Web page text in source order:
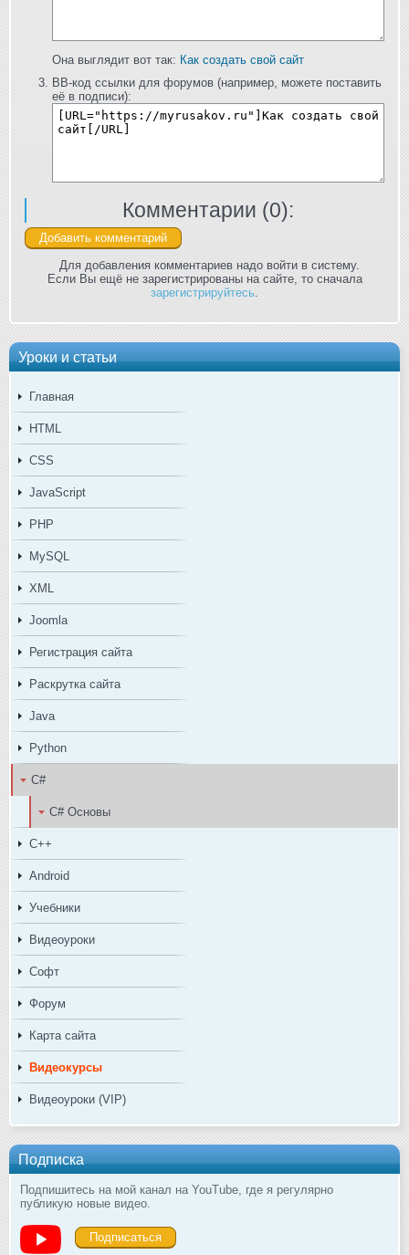
Уроки и статьи
Главная
HTML
CSS
JavaScript
PHP
MySQL
XML
Joomla
Регистрация сайта
Раскрутка сайта
Java
Python
C#
C# Основы
C++
Android
Учебники
Видеоуроки
Софт
Форум
Карта сайта
Видеокурсы
Видеоуроки (VIP)
Подписка
Подпишитесь на мой канал на YouTube, где я регулярно
публикую новые видео.
Подписаться
Она выглядит вот так: Как создать свой сайт
BB-код ссылки для форумов (например, можете поставить
её в подписи):
Комментарии (0):
Для добавления комментариев надо войти в систему.
Если Вы ещё не зарегистрированы на сайте, то сначала
зарегистрируйтесь